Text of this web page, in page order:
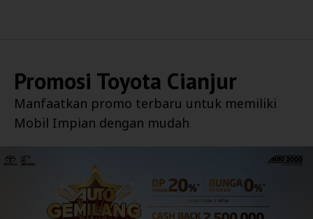
Promosi Toyota Cianjur
Manfaatkan promo terbaru untuk memiliki
Mobil Impian dengan mudah